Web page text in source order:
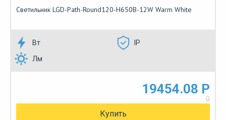
Светильник LGD-Path-Round120-H650B-12W Warm White
Вт
IP
Лм
19454.08 Р
0
Купить